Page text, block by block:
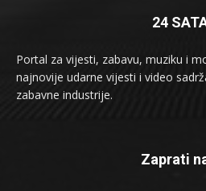
24
Portal za vijesti, zabavu, muziku i
najnovije udarne vijesti i video
zabavne industrije.
Zaprati